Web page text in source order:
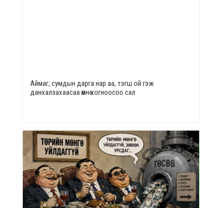
Аймаг, сумдын дарга нар аа, тэгш ой гэж
данхалзахаасаа өмнө хогноосоо сал